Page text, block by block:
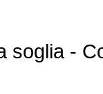
soglia -